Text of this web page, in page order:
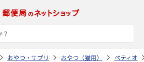
おやつ・サプリ おやつ（猫用） ペティオ